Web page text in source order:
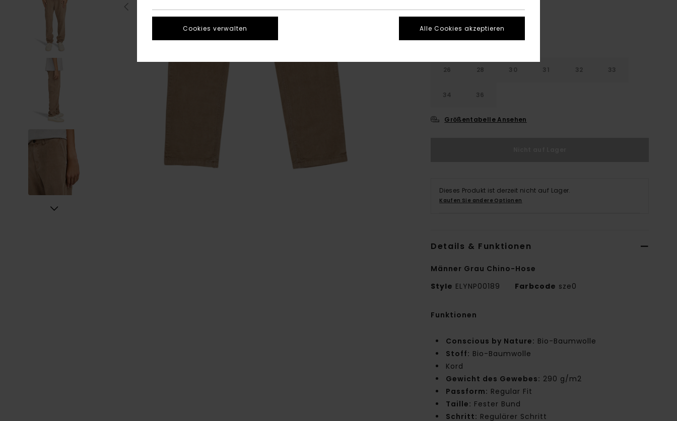
26 28 30 31 32 33
34 36
Größentabelle Ansehen
Dieses Produkt ist derzeit nicht auf Lager.
Kaufen Sie andere Optionen
Details & Funktionen
Männer Grau Chino-Hose
Style ELYNP00189 Farbcode sze0
Funktionen
Conscious by Nature: Bio-Baumwolle
Stoff: Bio-Baumwolle
Kord
Gewicht des Gewebes: 290 g/m2
Passform: Regular Fit
Taille: Fester Bund
Schritt: Regulärer Schritt
Cookies verwalten Alle Cookies akzeptieren